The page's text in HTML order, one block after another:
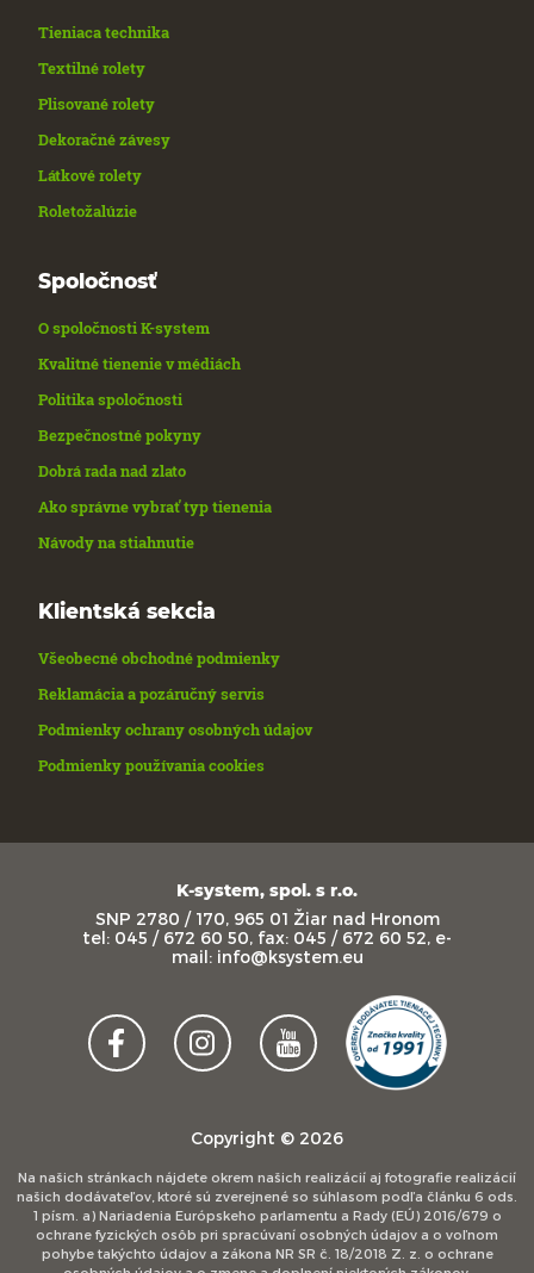
Tieniaca technika
Textilné rolety
Plisované rolety
Dekoračné závesy
Látkové rolety
Roletožalúzie
Spoločnosť
O spoločnosti K-system
Kvalitné tienenie v médiách
Politika spoločnosti
Bezpečnostné pokyny
Dobrá rada nad zlato
Ako správne vybrať typ tienenia
Návody na stiahnutie
Klientská sekcia
Všeobecné obchodné podmienky
Reklamácia a pozáručný servis
Podmienky ochrany osobných údajov
Podmienky používania cookies
K-system, spol. s r.o.
SNP 2780 / 170, 965 01 Žiar nad Hronom
tel: 045 / 672 60 50, fax: 045 / 672 60 52, e-
mail: info@ksystem.eu
Copyright © 2026
Na našich stránkach nájdete okrem našich realizácií aj fotografie realizácií
našich dodávateľov, ktoré sú zverejnené so súhlasom podľa článku 6 ods.
1 písm. a) Nariadenia Európskeho parlamentu a Rady (EÚ) 2016/679 o
ochrane fyzických osôb pri spracúvaní osobných údajov a o voľnom
pohybe takýchto údajov a zákona NR SR č. 18/2018 Z. z. o ochrane